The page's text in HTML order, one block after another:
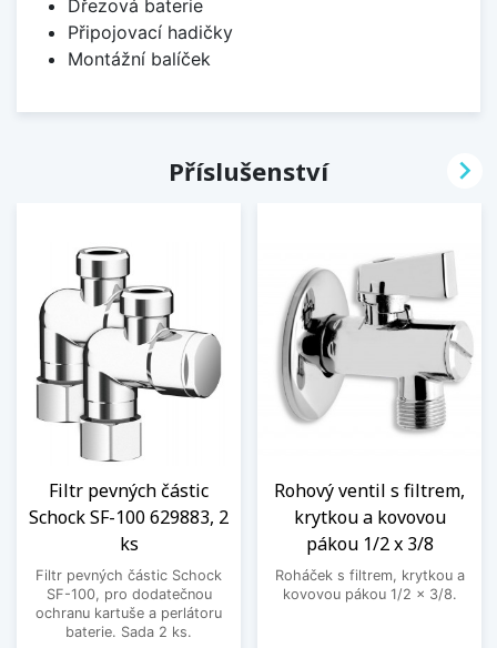
Dřezová baterie
Připojovací hadičky
Montážní balíček
Příslušenství
Filtr pevných částic
Schock SF-100 629883, 2
ks
Filtr pevných částic Schock
SF-100, pro dodatečnou
ochranu kartuše a perlátoru
baterie. Sada 2 ks.
Rohový ventil s filtrem,
krytkou a kovovou
pákou 1/2 x 3/8
Roháček s filtrem, krytkou a
kovovou pákou 1/2 x 3/8.
